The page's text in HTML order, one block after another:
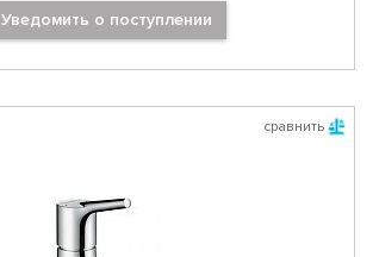
Уведомить о поступлении
сравнить